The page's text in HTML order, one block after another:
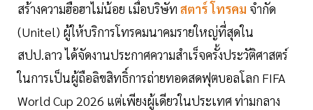
สร้างความฮือฮาไม่น้อย เมื่อบริษัท สตาร์ โทรคม จำกัด
(Unitel) ผู้ให้บริการโทรคมนาคมรายใหญ่ที่สุดใน
สปป.ลาว ได้จัดงานประกาศความสำเร็จครั้งประวัติศาสตร์
ในการเป็นผู้ถือลิขสิทธิ์การถ่ายทอดสดฟุตบอลโลก FIFA
World Cup 2026 แต่เพียงผู้เดียวในประเทศ ท่ามกลาง